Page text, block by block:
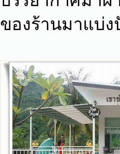
ของร้านมาแบ่